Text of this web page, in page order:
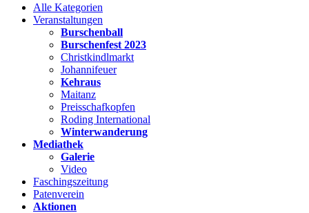
Alle Kategorien
Veranstaltungen
Burschenball
Burschenfest 2023
Christkindlmarkt
Johannifeuer
Kehraus
Maitanz
Preisschafkopfen
Roding International
Winterwanderung
Mediathek
Galerie
Video
Faschingszeitung
Patenverein
Aktionen